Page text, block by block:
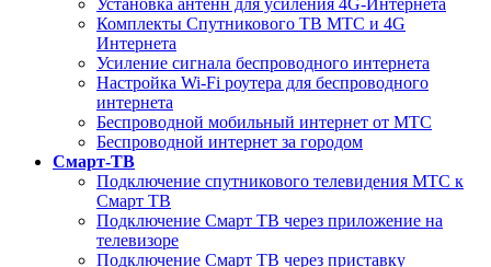
Установка антенн для усиления 4G-Интернета
Комплекты Спутникового ТВ МТС и 4G
Интернета
Усиление сигнала беспроводного интернета
Настройка Wi-Fi роутера для беспроводного
интернета
Беспроводной мобильный интернет от МТС
Беспроводной интернет за городом
Смарт-ТВ
Подключение спутникового телевидения МТС к
Смарт ТВ
Подключение Смарт ТВ через приложение на
телевизоре
Подключение Смарт ТВ через приставку